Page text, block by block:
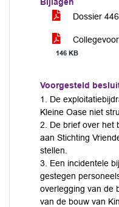
Dossier
146 KB
Voorgesteld
1. De
Kleine Oase niet
2. De brief over het
aan Stichting
stellen.
3. Een incidentele
gestegen
overlegging van de
van de bouw van